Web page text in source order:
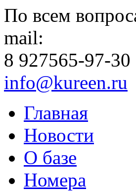
По всем
mail:
8 927565-97-30
info@kureen.ru
Главная
Новости
О базе
Номера